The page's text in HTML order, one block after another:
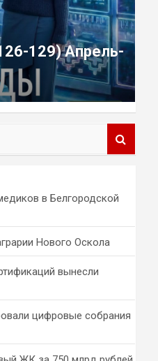
129) Апрель-
в Белгородской
Нового Оскола
вынесли
цифровые собрания